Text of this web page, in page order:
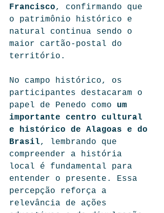
Francisco, confirmando que
o patrimônio histórico e
natural continua sendo o
maior cartão-postal do
território.
No campo histórico, os
participantes destacaram o
papel de Penedo como um
importante centro cultural
e histórico de Alagoas e do
Brasil, lembrando que
compreender a história
local é fundamental para
entender o presente. Essa
percepção reforça a
relevância de ações